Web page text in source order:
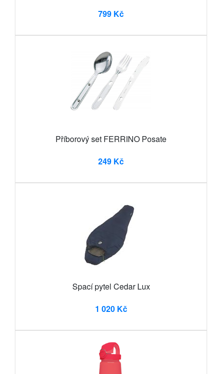
799 Kč
Příborový set FERRINO Posate
249 Kč
Spací pytel Cedar Lux
1 020 Kč